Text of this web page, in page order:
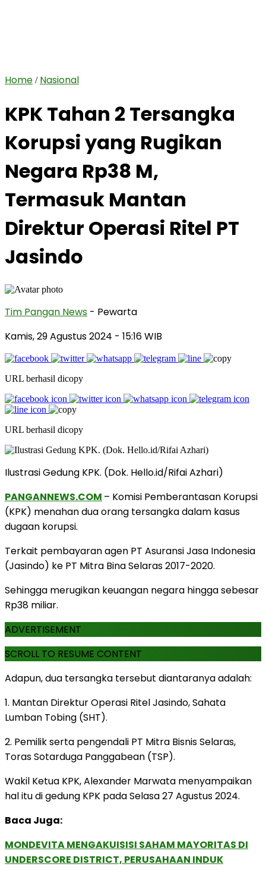
Home / Nasional
KPK Tahan 2 Tersangka
Korupsi yang Rugikan
Negara Rp38 M,
Termasuk Mantan
Direktur Operasi Ritel PT
Jasindo
Tim Pangan News - Pewarta
Kamis, 29 Agustus 2024 - 15:16 WIB
URL berhasil dicopy
URL berhasil dicopy
Ilustrasi Gedung KPK. (Dok. Hello.id/Rifai Azhari)
PANGANNEWS.COM – Komisi Pemberantasan Korupsi
(KPK) menahan dua orang tersangka dalam kasus
dugaan korupsi.
Terkait pembayaran agen PT Asuransi Jasa Indonesia
(Jasindo) ke PT Mitra Bina Selaras 2017-2020.
Sehingga merugikan keuangan negara hingga sebesar
Rp38 miliar.
ADVERTISEMENT
SCROLL TO RESUME CONTENT
Adapun, dua tersangka tersebut diantaranya adalah:
1. Mantan Direktur Operasi Ritel Jasindo, Sahata
Lumban Tobing (SHT).
2. Pemilik serta pengendali PT Mitra Bisnis Selaras,
Toras Sotarduga Panggabean (TSP).
Wakil Ketua KPK, Alexander Marwata menyampaikan
hal itu di gedung KPK pada Selasa 27 Agustus 2024.
Baca Juga:
MONDEVITA MENGAKUISISI SAHAM MAYORITAS DI
UNDERSCORE DISTRICT, PERUSAHAAN INDUK